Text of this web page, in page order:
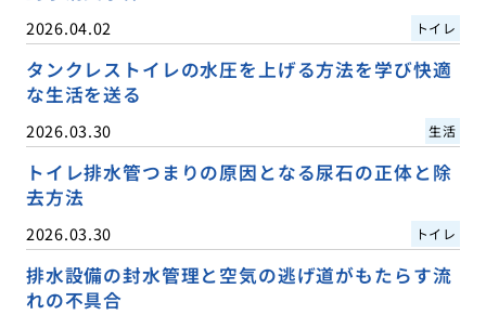
2026.04.02 トイレ
タンクレストイレの水圧を上げる方法を学び快適
な生活を送る
2026.03.30 生活
トイレ排水管つまりの原因となる尿石の正体と除
去方法
2026.03.30 トイレ
排水設備の封水管理と空気の逃げ道がもたらす流
れの不具合